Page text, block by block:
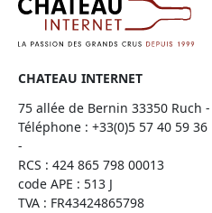
CHATEAU INTERNET
75 allée de Bernin 33350 Ruch
Téléphone : +33(0)5 57 40 59 36
-
RCS : 424 865 798 00013
code APE : 513 J
TVA : FR43424865798